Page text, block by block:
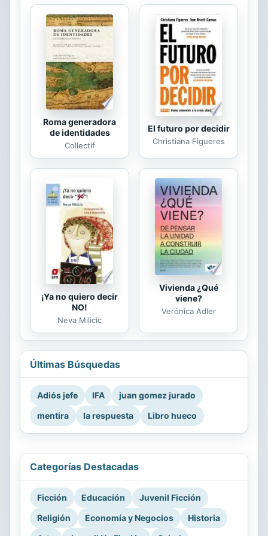
destino de los mortales. Aquiles y
Patroclo pronto aprendieron que sus
nombres iban a quedar para siempre
en la memoria de los hombres. Por
ello siguieron a Agamenón, rey de
Mecenas, para sitiar Troya,...
Roma generadora
de identidades
Collectif
El futuro por decidir
Christiana Figueres
¡Ya no quiero decir
NO!
Neva Milicic
Vivienda ¿Qué
viene?
Verónica Adler
Últimas Búsquedas
Adiós jefe IFA
juan gomez jurado
mentira
la respuesta Libro hueco
Categorías Destacadas
Ficción Educación
Juvenil Ficción
Religión
Economía y Negocios
Historia